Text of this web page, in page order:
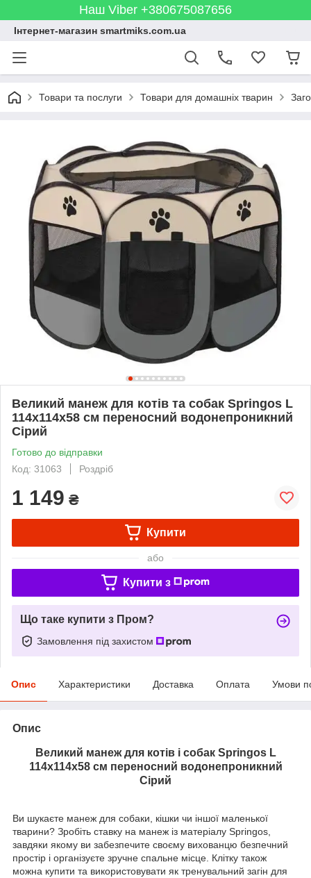
Наш Viber +380675087656
Інтернет-магазин smartmiks.com.ua
Товари та послуги Товари для домашніх тварин
Великий манеж для котів та собак Springos L
114х114х58 см переносний водонепроникний
Сірий
Готово до відправки
Код: 31063
Роздріб
1 149 ₴
Купити
або
Купити з
Що таке купити з Пром?
Замовлення під захистом
Опис Характеристики Доставка Оплата Умови
Опис
Великий манеж для котів і собак Springos L
114х114х58 см переносний водонепроникний
Сірий
Ви шукаєте манеж для собаки, кішки чи іншої маленької
тварини? Зробіть ставку на манеж із матеріалу Springos,
завдяки якому ви забезпечите своєму вихованцю безпечний
простір і організуєте зручне спальне місце. Клітку також
можна купити та використовувати як тренувальний загін для